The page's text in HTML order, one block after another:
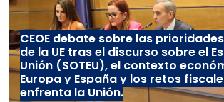
CEOE debate sobre las
de la UE tras el discurso sobre el
Unión (SOTEU), el contexto
Europa y España y los retos
enfrenta la Unión.